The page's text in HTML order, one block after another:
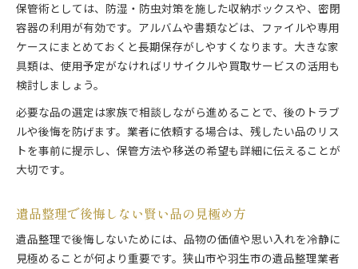
保管術としては、防湿・防虫対策を施した収納ボックスや、密閉
容器の利用が有効です。アルバムや書類などは、ファイルや専用
ケースにまとめておくと長期保存がしやすくなります。大きな家
具類は、使用予定がなければリサイクルや買取サービスの活用も
検討しましょう。
必要な品の選定は家族で相談しながら進めることで、後のトラブ
ルや後悔を防げます。業者に依頼する場合は、残したい品のリス
トを事前に提示し、保管方法や移送の希望も詳細に伝えることが
大切です。
遺品整理で後悔しない賢い品の見極め方
遺品整理で後悔しないためには、品物の価値や思い入れを冷静に
見極めることが何より重要です。狭山市や羽生市の遺品整理業者